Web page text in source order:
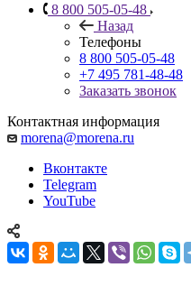
8 800 505-05-48
Назад
Телефоны
8 800 505-05-48
+7 495 781-48-48
Заказать звонок
Контактная информация
morena@morena.ru
Вконтакте
Telegram
YouTube